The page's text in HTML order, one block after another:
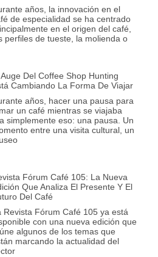
años, la innovación en el
de especialidad se ha centrado
en el origen del café,
perfiles de tueste, la molienda o
Auge Del Coffee Shop Hunting
Cambiando La Forma De Viajar
años, hacer una pausa para
un café mientras se viajaba
simplemente eso: una pausa. Un
entre una visita cultural, un
Fórum Café 105: La Nueva
Que Analiza El Presente Y El
Del Café
Revista Fórum Café 105 ya está
con una nueva edición que
algunos de los temas que
marcando la actualidad del